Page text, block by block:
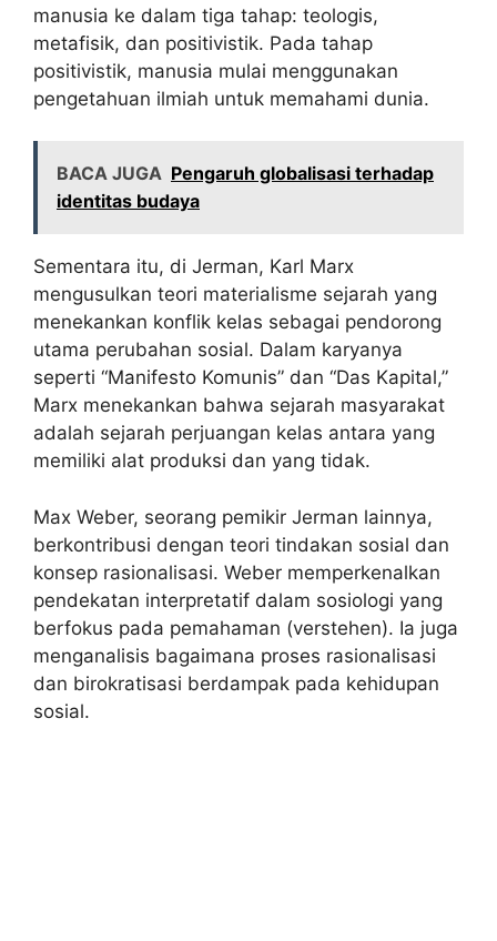
manusia ke dalam tiga tahap: teologis,
metafisik, dan positivistik. Pada tahap
positivistik, manusia mulai menggunakan
pengetahuan ilmiah untuk memahami dunia.
BACA JUGA Pengaruh globalisasi terhadap
identitas budaya
Sementara itu, di Jerman, Karl Marx
mengusulkan teori materialisme sejarah yang
menekankan konflik kelas sebagai pendorong
utama perubahan sosial. Dalam karyanya
seperti “Manifesto Komunis” dan “Das Kapital,”
Marx menekankan bahwa sejarah masyarakat
adalah sejarah perjuangan kelas antara yang
memiliki alat produksi dan yang tidak.
Max Weber, seorang pemikir Jerman lainnya,
berkontribusi dengan teori tindakan sosial dan
konsep rasionalisasi. Weber memperkenalkan
pendekatan interpretatif dalam sosiologi yang
berfokus pada pemahaman (verstehen). Ia juga
menganalisis bagaimana proses rasionalisasi
dan birokratisasi berdampak pada kehidupan
sosial.